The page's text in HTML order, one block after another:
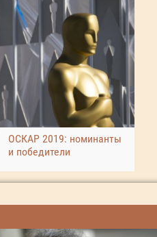
ОСКАР 2019: номинанты
и победители